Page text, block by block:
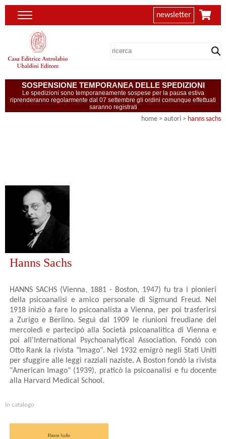
newsletter
SOSPENSIONE TEMPORANEA DELLE SPEDIZIONI
Le spedizioni sono temporaneamente sospese per la pausa estiva
riprenderanno regolarmente dal 07 settembre gli ordini comunque effettuati
saranno registrati
home > autori > hanns sachs
Hanns Sachs
HANNS SACHS (Vienna, 1881 - Boston, 1947) fu tra i pionieri
della psicoanalisi e amico personale di Sigmund Freud. Nel
1918 iniziò a fare lo psicoanalista a Vienna, per poi trasferirsi
a Zurigo e Berlino. Seguì dal 1909 le riunioni freudiane del
mercoledì e partecipò alla Società psicoanalitica di Vienna e
poi all'International Psychoanalytical Association. Fondò con
Otto Rank la rivista "Imago". Nel 1932 emigrò negli Stati Uniti
per sfuggire alle leggi razziali naziste. A Boston fondò la rivista
"American Imago" (1939), praticò la psicoanalisi e fu docente
alla Harvard Medical School.
in catalogo